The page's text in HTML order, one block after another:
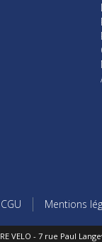
Mentions
VELO - 7 rue Paul